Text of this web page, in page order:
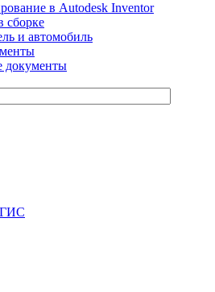
в Autodesk Inventor
сборке
и автомобиль
документы